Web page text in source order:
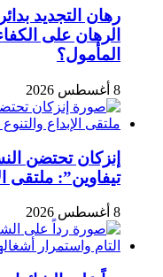
رهان التجديد
الرهان على
المأمول؟
8 أغسطس 2026
إنزكان تحتضن
تيفاوين”: ملتقى
8 أغسطس 2026